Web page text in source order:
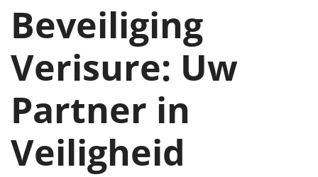
Beveiliging
Verisure: Uw
Partner in
Veiligheid